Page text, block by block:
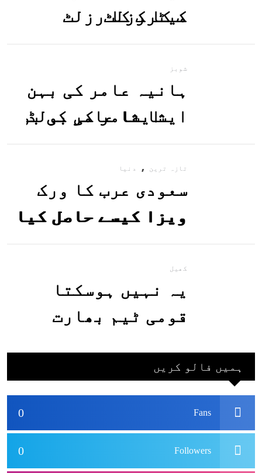
میٹرک کا رزلٹ
معلوم کریں
شوبز
ہانیہ عامر کی بہن
ایشا عامر کی بولڈ
تصاویر وائرل ہو
گئیں
تازہ ترین , دنیا
سعودی عرب کا ورک
ویزا کیسے حاصل کیا
جاسکتا ہے؟جانیے
کھیل
یہ نہیں ہوسکتا
قومی ٹیم بھارت
بھارتی ٹیم پاکستان
نہ آئے، محسن نقوی
ہمیں فالو کریں
0 Fans
0 Followers